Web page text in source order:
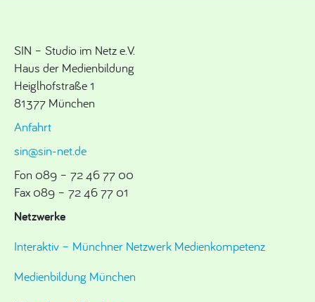
SIN – Studio im Netz e.V.
Haus der Medienbildung
Heiglhofstraße 1
81377 München
Anfahrt
sin@sin-net.de
Fon 089 – 72 46 77 00
Fax 089 – 72 46 77 01
Netzwerke
Interaktiv – Münchner Netzwerk Medienkompetenz
Medienbildung München